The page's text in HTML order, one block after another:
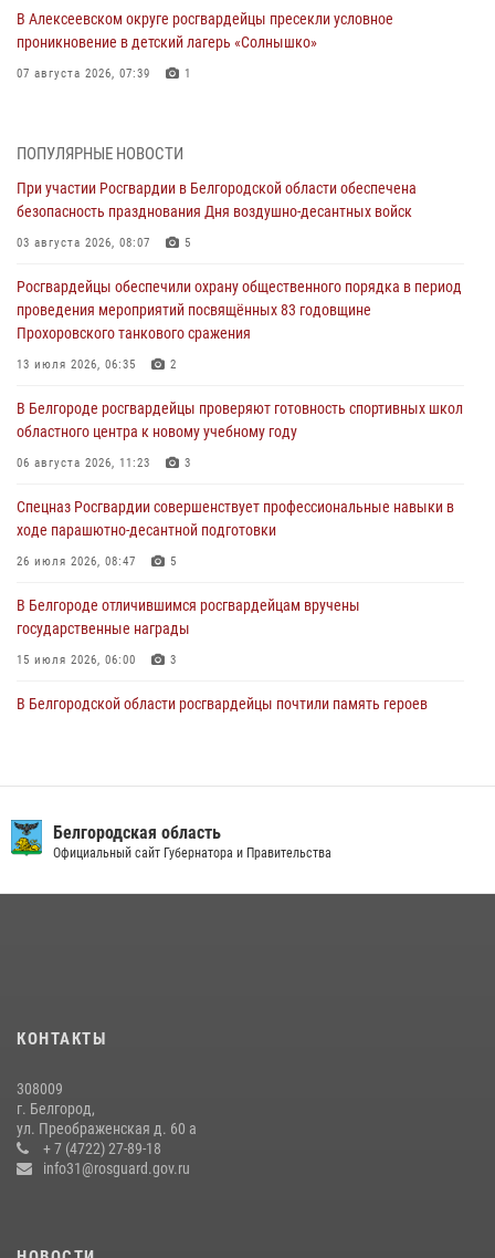
В Алексеевском округе росгвардейцы пресекли условное
проникновение в детский лагерь «Солнышко»
07 августа 2026, 07:39 1
Подвиги героев‑росгвардейцев увековечили в новой музейной
экспозиции белгородского музея‑диорамы «Курская битва.
06 августа 2026, 12:05 3
В Белгороде росгвардейцы проверяют готовность спортивных школ
областного центра к новому учебному году
Росгвардия обеспечила общественную безопасность празднования
83-й годовщины освобождения г. Белгорода от немецко -
06 августа 2026, 06:54 3
Офицеры Росгвардии и ветераны войск правопорядка почтили
05 августа 2026, 17:12 2
ПОПУЛЯРНЫЕ НОВОСТИ
При участии Росгвардии в Белгородской области обеспечена
безопасность празднования Дня воздушно-десантных войск
03 августа 2026, 08:07 5
Росгвардейцы обеспечили охрану общественного порядка в период
проведения мероприятий посвящённых 83 годовщине
Прохоровского танкового сражения
13 июля 2026, 06:35 2
В Белгороде росгвардейцы проверяют готовность спортивных школ
областного центра к новому учебному году
06 августа 2026, 11:23 3
Спецназ Росгвардии совершенствует профессиональные навыки в
ходе парашютно-десантной подготовки
26 июля 2026, 08:47 5
В Белгороде отличившимся росгвардейцам вручены
государственные награды
15 июля 2026, 06:00 3
В Белгородской области росгвардейцы почтили память героев
беседу по профилактике аварийности
09 июля 2026, 10:07
В Белгороде росгвардейцы приняли участие в круглом столе с
представителем Российского общества «Знание»
17 июля 2026, 07:10
Белгородская область
Официальный сайт Губернатора и Правительства
КОНТАКТЫ
308009
г. Белгород,
ул. Преображенская д. 60 а
+ 7 (4722) 27-89-18
info31@rosguard.gov.ru